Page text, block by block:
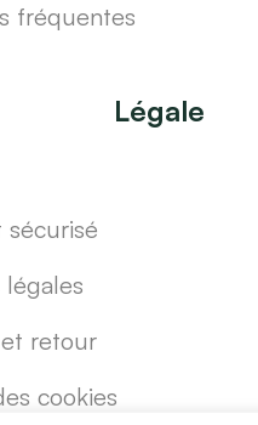
fréquentes
Légale
sécurisé
retour
cookies